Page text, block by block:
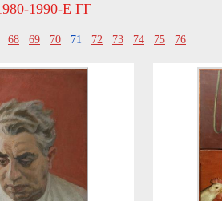
1990-Е ГГ
68 69 70 71 72 73 74 75 76